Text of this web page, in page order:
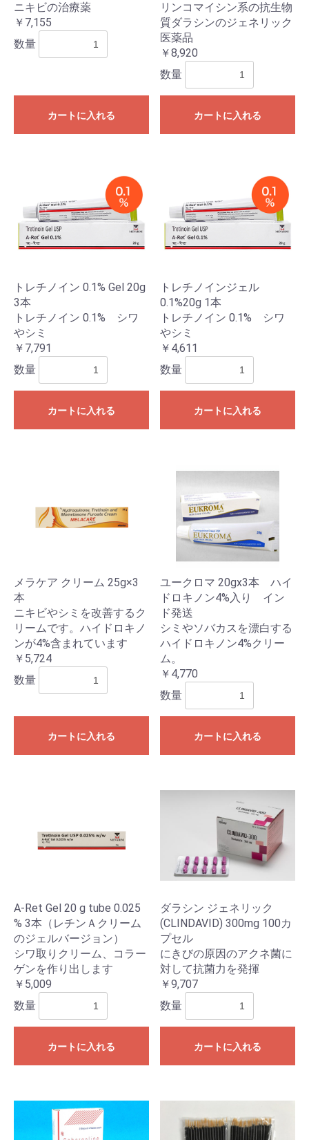
ニキビの治療薬
￥7,155
数量
カートに入れる
リンコマイシン系の抗生物
質ダラシンのジェネリック
医薬品
￥8,920
数量
カートに入れる
トレチノイン 0.1% Gel 20g
3本
トレチノイン 0.1% シワ
やシミ
￥7,791
数量
カートに入れる
トレチノインジェル
0.1%20g 1本
トレチノイン 0.1% シワ
やシミ
￥4,611
数量
カートに入れる
メラケア クリーム 25g×3
本
ニキビやシミを改善するク
リームです。ハイドロキノ
ンが4%含まれています
￥5,724
数量
カートに入れる
ユークロマ 20gx3本 ハイ
ドロキノン4%入り イン
ド発送
シミやソバカスを漂白する
ハイドロキノン4%クリー
ム。
￥4,770
数量
カートに入れる
A-Ret Gel 20 g tube 0.025
% 3本（レチンＡクリーム
のジェルバージョン）
シワ取りクリーム、コラー
ゲンを作り出します
￥5,009
数量
カートに入れる
ダラシン ジェネリック
(CLINDAVID) 300mg 100カ
プセル
にきびの原因のアクネ菌に
対して抗菌力を発揮
￥9,707
数量
カートに入れる